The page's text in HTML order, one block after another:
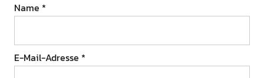
Name *
E-Mail-Adresse *